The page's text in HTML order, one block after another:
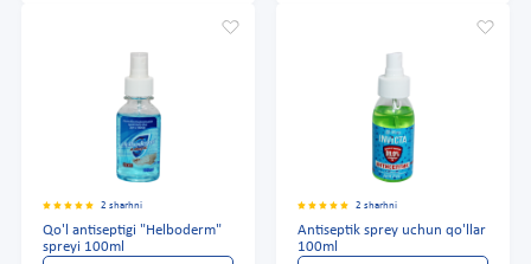
2 sharhni
Qo'l antiseptigi "Helboderm"
spreyi 100ml
2 sharhni
Antiseptik sprey uchun qo'llar
100ml